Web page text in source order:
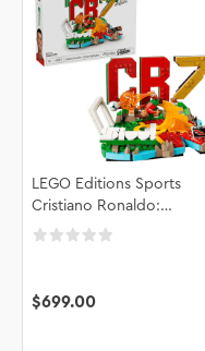
LEGO Editions Sports
Cristiano Ronaldo:
Fenómenos del Futbol
$699.00